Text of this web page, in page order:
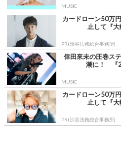
MUSIC
カードローン50万
止して『
PR(渋谷法務総合事務所)
倖田來未の圧巻ス
潮に！ 『
MUSIC
カードローン50万
止して『
PR(渋谷法務総合事務所)